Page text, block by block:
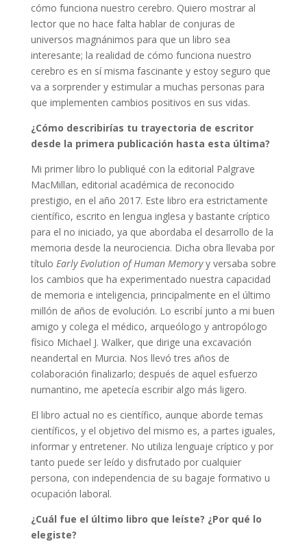
cómo funciona nuestro cerebro. Quiero mostrar al
lector que no hace falta hablar de conjuras de
universos magnánimos para que un libro sea
interesante; la realidad de cómo funciona nuestro
cerebro es en sí misma fascinante y estoy seguro que
va a sorprender y estimular a muchas personas para
que implementen cambios positivos en sus vidas.
¿Cómo describirías tu trayectoria de escritor
desde la primera publicación hasta esta última?
Mi primer libro lo publiqué con la editorial Palgrave
MacMillan, editorial académica de reconocido
prestigio, en el año 2017. Este libro era estrictamente
científico, escrito en lengua inglesa y bastante críptico
para el no iniciado, ya que abordaba el desarrollo de la
memoria desde la neurociencia. Dicha obra llevaba por
título Early Evolution of Human Memoryy versaba sobre
los cambios que ha experimentado nuestra capacidad
de memoria e inteligencia, principalmente en el último
millón de años de evolución. Lo escribí junto a mi buen
amigo y colega el médico, arqueólogo y antropólogo
físico Michael J. Walker, que dirige una excavación
neandertal en Murcia. Nos llevó tres años de
colaboración finalizarlo; después de aquel esfuerzo
numantino, me apetecía escribir algo más ligero.
El libro actual no es científico, aunque aborde temas
científicos, y el objetivo del mismo es, a partes iguales,
informar y entretener. No utiliza lenguaje críptico y por
tanto puede ser leído y disfrutado por cualquier
persona, con independencia de su bagaje formativo u
ocupación laboral.
¿Cuál fue el último libro que leíste? ¿Por qué lo
elegiste?